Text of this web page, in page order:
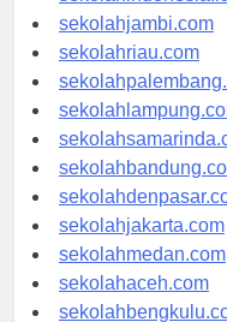
sekolahindonesia.id
sekolahjambi.com
sekolahriau.com
sekolahjakarta.com
sekolahmedan.com
sekolahaceh.com